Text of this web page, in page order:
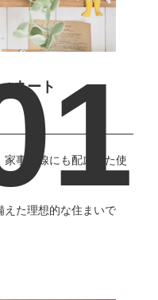
ネート
事動線にも配慮した使
えた理想的な住まいで